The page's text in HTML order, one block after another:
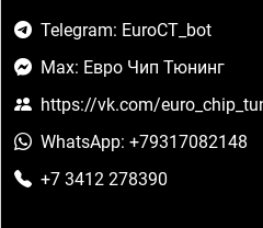
Telegram: EuroCT_bot
Max: Евро Чип Тюнинг
https://vk.com/
WhatsApp: +79317082148
+7 3412 278390